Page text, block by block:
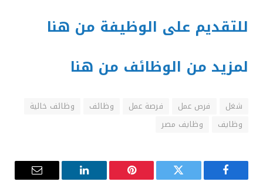
للتقديم على الوظيفة من هنا
لمزيد من الوظائف من هنا
شغل فرص عمل فرصة عمل وظائف
وظائف خالية
وظايف
وظايف مصر
فيسبوك تويتر بينتيريست لينكدإن
البريد